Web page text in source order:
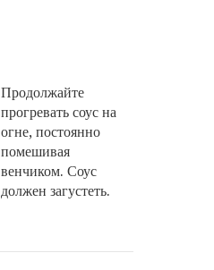
Продолжайте
прогревать соус на
огне, постоянно
помешивая
венчиком. Соус
должен загустеть.